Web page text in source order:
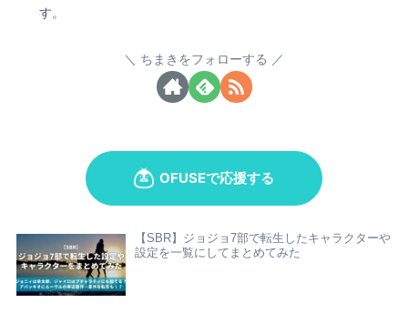
す。
ちまきをフォローする
【SBR】ジョジョ7部で転生したキャラクターや
設定を一覧にしてまとめてみた